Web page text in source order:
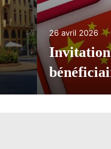
9 avril 2026
Appel à
des…